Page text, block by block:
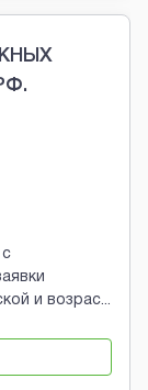
и возрас...